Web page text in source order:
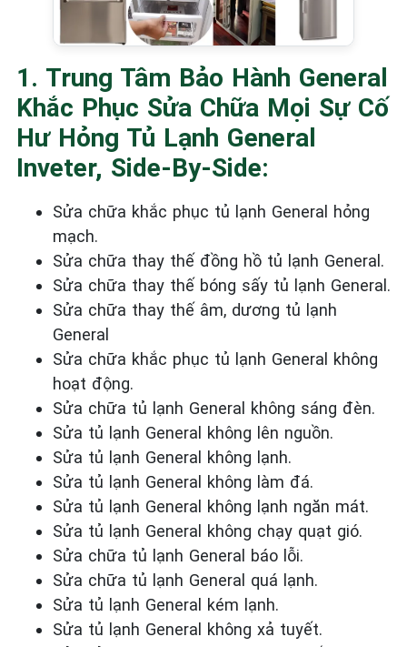
1. Trung Tâm Bảo Hành General
Khắc Phục Sửa Chữa Mọi Sự Cố
Hư Hỏng Tủ Lạnh General
Inveter, Side-By-Side:
Sửa chữa khắc phục tủ lạnh General hỏng
mạch.
Sửa chữa thay thế đồng hồ tủ lạnh General.
Sửa chữa thay thế bóng sấy tủ lạnh General.
Sửa chữa thay thế âm, dương tủ lạnh
General
Sửa chữa khắc phục tủ lạnh General không
hoạt động.
Sửa chữa tủ lạnh General không sáng đèn.
Sửa tủ lạnh General không lên nguồn.
Sửa tủ lạnh General không lạnh.
Sửa tủ lạnh General không làm đá.
Sửa tủ lạnh General không lạnh ngăn mát.
Sửa tủ lạnh General không chạy quạt gió.
Sửa chữa tủ lạnh General báo lỗi.
Sửa chữa tủ lạnh General quá lạnh.
Sửa tủ lạnh General kém lạnh.
Sửa tủ lạnh General không xả tuyết.